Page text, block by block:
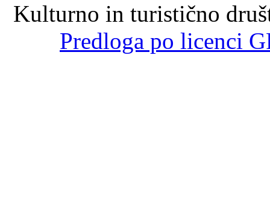
Kulturno in turistično
Predloga po licenci